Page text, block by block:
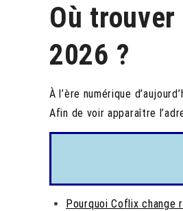
Où
2026 ?
À l’ère numérique
Afin de voir apparaître
Pourquoi Coflix change